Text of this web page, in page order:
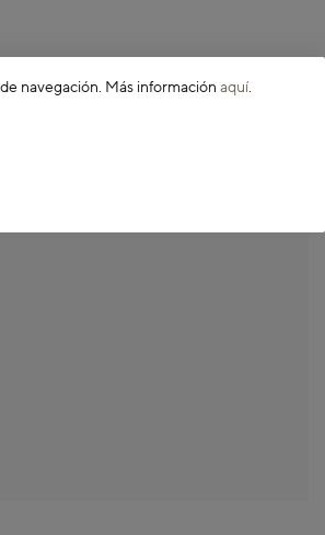
navegación. Más información aquí.